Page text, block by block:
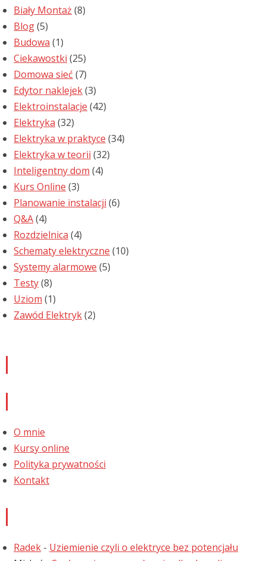
Biały Montaż (8)
Blog(5)
Budowa (1)
Ciekawostki (25)
Domowa sieć (7)
Edytor naklejek(3)
Elektroinstalacje (42)
Elektryka (32)
Elektryka w praktyce (34)
Elektryka w teorii (32)
Inteligentny dom (4)
Kurs Online (3)
Planowanie instalacji (6)
Q&A(4)
Rozdzielnica (4)
Schematy elektryczne (10)
Systemy alarmowe (5)
Testy(8)
Uziom (1)
Zawód Elektryk(2)
O mnie
Kursy online
Polityka prywatności
Kontakt
Radek - Uziemienie czyli o elektryce bez potencjału